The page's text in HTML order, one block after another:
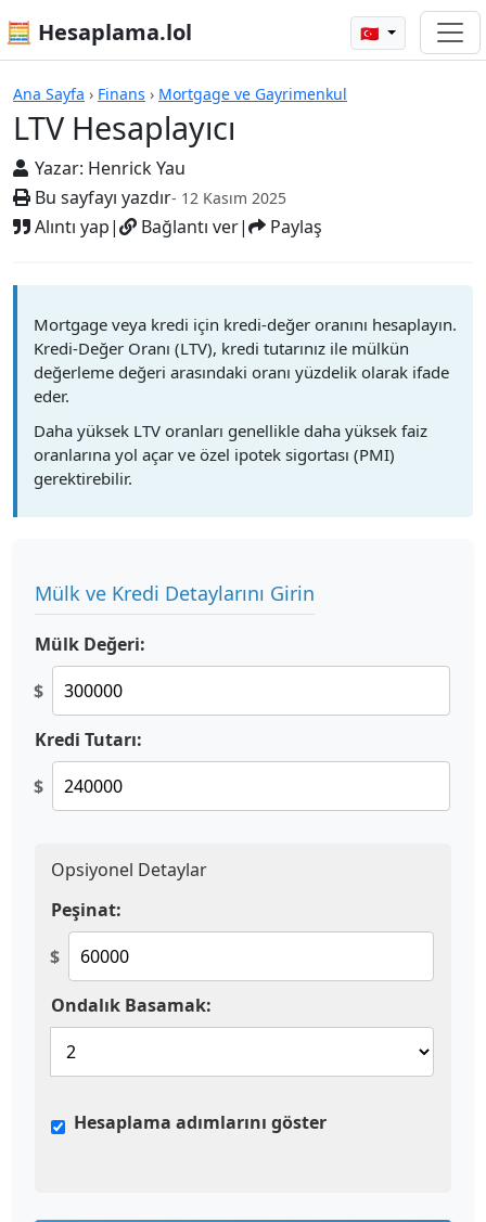
🧮 Hesaplama.lol 🇹🇷
Ana Sayfa › Finans › Mortgage ve Gayrimenkul
LTV Hesaplayıcı
Yazar: Henrick Yau
Bu sayfayı yazdır- 12 Kasım 2025
Alıntı yap| Bağlantı ver| Paylaş
Hesap Makineleri
Mortgage veya kredi için kredi-değer oranını hesaplayın.
Kredi-Değer Oranı (LTV), kredi tutarınız ile mülkün
değerleme değeri arasındaki oranı yüzdelik olarak ifade
eder.
Daha yüksek LTV oranları genellikle daha yüksek faiz
oranlarına yol açar ve özel ipotek sigortası (PMI)
gerektirebilir.
Mülk ve Kredi Detaylarını Girin
Mülk Değeri:
$
Kredi Tutarı:
$
Opsiyonel Detaylar
Peşinat:
$
Ondalık Basamak:
Hesaplama adımlarını göster